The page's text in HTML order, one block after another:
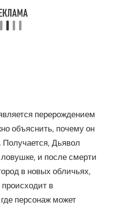
перерождением
объяснить, почему он
Дьявол
и после смерти
в новых обличьях,
в
персонаж может